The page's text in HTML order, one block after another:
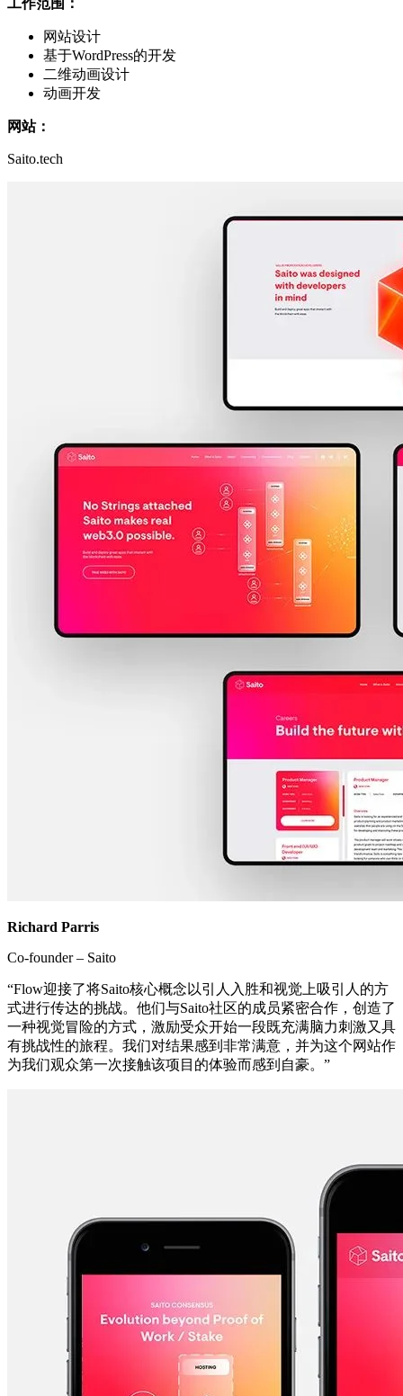
网站设计
基于WordPress的开发
二维动画设计
动画开发
网站：
Saito.tech
Richard Parris
Co-founder – Saito
“Flow迎接了将Saito核心概念以引人入胜和视觉上吸引人的方
式进行传达的挑战。他们与Saito社区的成员紧密合作，创造了
一种视觉冒险的方式，激励受众开始一段既充满脑力刺激又具
有挑战性的旅程。我们对结果感到非常满意，并为这个网站作
为我们观众第一次接触该项目的体验而感到自豪。”